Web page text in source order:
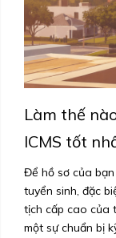
Làm thế
ICMS tốt
Để hồ sơ của
tuyển sinh, đặc
tịch cấp cao của
một sự chuẩn bị